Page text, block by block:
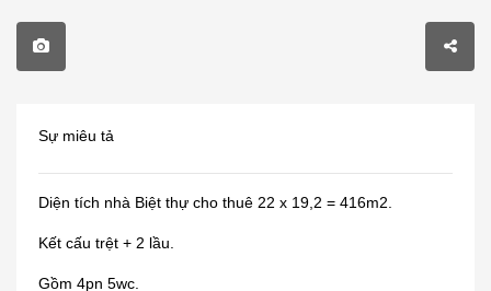
Sự miêu tả
Diện tích nhà Biệt thự cho thuê 22 x 19,2 = 416m2.
Kết cấu trệt + 2 lầu.
Gồm 4pn 5wc.